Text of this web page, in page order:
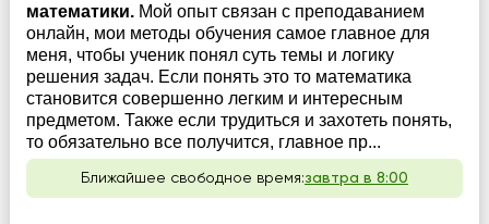
математики. Мой опыт связан с преподаванием
онлайн, мои методы обучения самое главное для
меня, чтобы ученик понял суть темы и логику
решения задач. Если понять это то математика
становится совершенно легким и интересным
предметом. Также если трудиться и захотеть понять,
то обязательно все получится, главное пр...
Ближайшее свободное время:завтра в 8:00